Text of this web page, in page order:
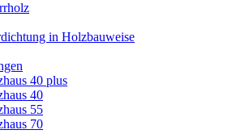
in Holzbauweise
40 plus
40
55
70